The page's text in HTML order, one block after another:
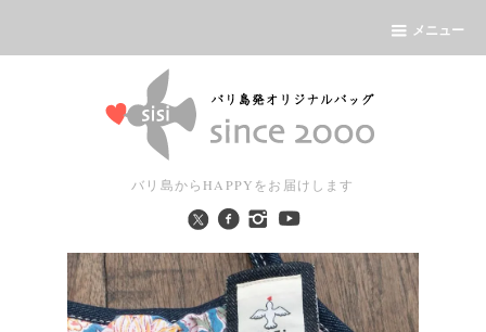
メニュー
バリ島からHAPPYをお届けします